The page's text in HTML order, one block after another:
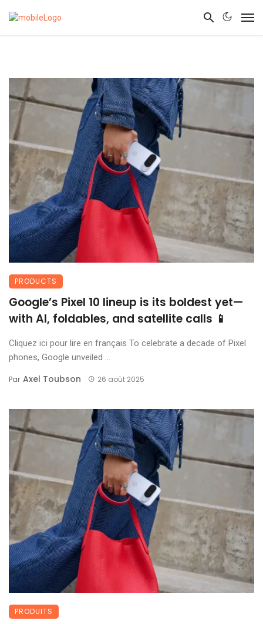
PRODUCTS
Google’s Pixel 10 lineup is its boldest yet—
with AI, foldables, and satellite calls 📱
Cliquez ici pour lire en français To celebrate a decade of Pixel
phones, Google unveiled ...
Par Axel Toubson 26 août 2025
PRODUITS